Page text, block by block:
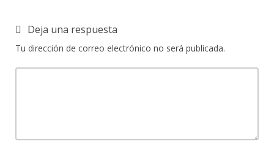
Deja una respuesta
Tu dirección de correo electrónico no será publicada.